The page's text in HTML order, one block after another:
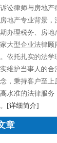
讼律师与房地产
地产专业背景，
办理税务、房地
大型企业法律顾
依托扎实的法学
维护当事人的合
，秉持客户至上
水准的法律服务
[详细简介]
章